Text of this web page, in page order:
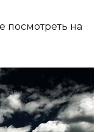
посмотреть на